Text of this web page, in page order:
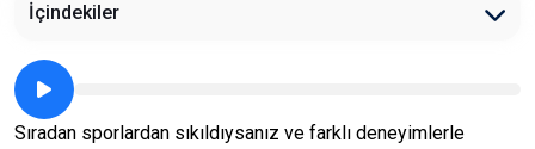
İçindekiler
Sıradan sporlardan sıkıldıysanız ve farklı deneyimlerle